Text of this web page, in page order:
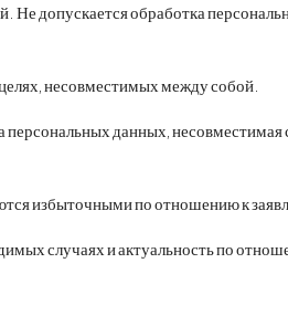
Не допускается обработка
несовместимых между собой.
данных,
избыточными по отношению к
случаях и актуальность по